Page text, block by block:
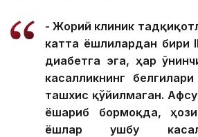
- Жорий клиник
катта ёшлилардан бири
диабетга эга, ҳар
касалликнинг
ташхис қўйилмаган.
ёшариб бормоқда,
ёшлар ушбу